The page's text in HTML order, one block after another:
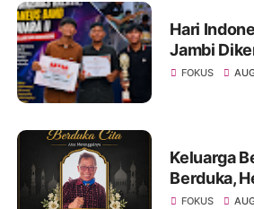
Hari
Jambi
FOKUS
Keluarga
Berduka,
Mantan
FOKUS